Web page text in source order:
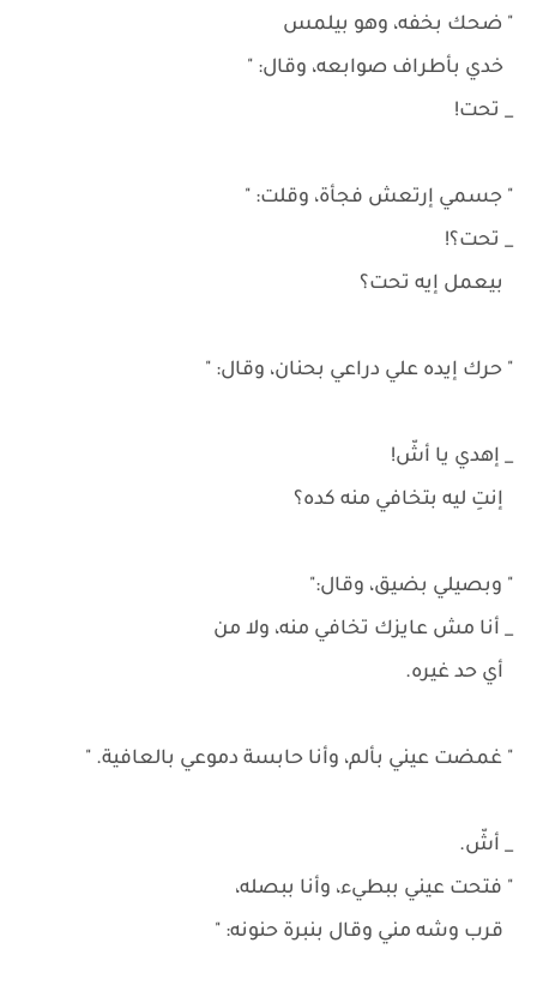
" ضحك بخفه، وهو بيلمس
خدي بأطراف صوابعه، وقال: "
_ تحت!
" جسمي إرتعش فجأة، وقلت: "
_ تحت؟!
بيعمل إيه تحت؟
" حرك إيده علي دراعي بحنان، وقال: "
_ إهدي يا أشّ!
إنتِ ليه بتخافي منه كده؟
" وبصيلي بضيق، وقال:"
_ أنا مش عايزك تخافي منه، ولا من
أي حد غيره.
" غمضت عيني بألم، وأنا حابسة دموعي بالعافية. "
_ أشّ.
" فتحت عيني ببطيء، وأنا ببصله،
قرب وشه مني وقال بنبرة حنونه: "